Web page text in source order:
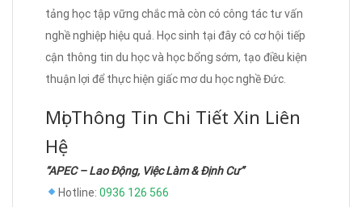
tảng học tập vững chắc mà còn có công tác tư vấn
nghề nghiệp hiệu quả. Học sinh tại đây có cơ hội tiếp
cận thông tin du học và học bổng sớm, tạo điều kiện
thuận lợi để thực hiện giấc mơ du học nghề Đức.
Mọi Thông Tin Chi Tiết Xin Liên
Hệ
“APEC – Lao Động, Việc Làm & Định Cư”
Hotline: 0936 126 566